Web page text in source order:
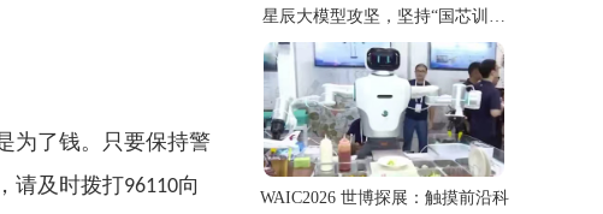
为了钱。只要保持警
请及时拨打96110向
星辰大模型攻坚，坚持“国芯训国
模”
WAIC2026 世博探展：触摸前沿科